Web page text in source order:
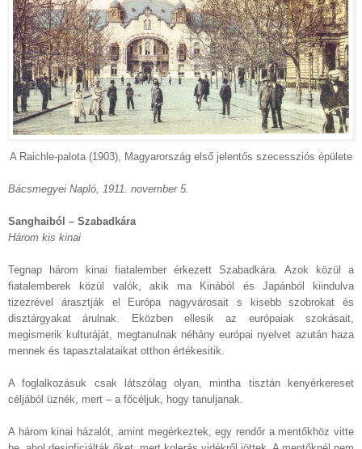
A Raichle-palota (1903), Magyarország első jelentős szecessziós épülete
Bácsmegyei Napló, 1911. november 5.
Sanghaiból – Szabadkára
Három kis kinai
Tegnap három kinai fiatalember érkezett Szabadkára. Azok közül a
fiatalemberek közül valók, akik ma Kinából és Japánból kiindulva
tizezrével árasztják el Európa nagyvárosait s kisebb szobrokat és
disztárgyakat árulnak. Eközben ellesik az európaiak szokásait,
megismerik kulturáját, megtanulnak néhány európai nyelvet azután haza
mennek és tapasztalataikat otthon értékesitik.
A foglalkozásuk csak látszólag olyan, mintha tisztán kenyérkereset
céljából üznék, mert – a főcéljuk, hogy tanuljanak.
A három kinai házalót, amint megérkeztek, egy rendőr a mentőkhöz vitte